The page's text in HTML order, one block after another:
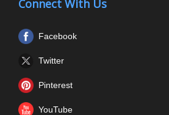
Connect With Us
Facebook
Twitter
Pinterest
YouTube